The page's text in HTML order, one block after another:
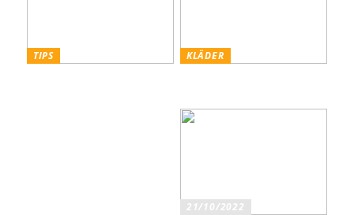
TIPS
KLÄDER
21/10/2022